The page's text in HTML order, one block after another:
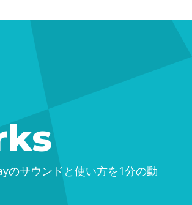
サウンドと使い方を1分の動